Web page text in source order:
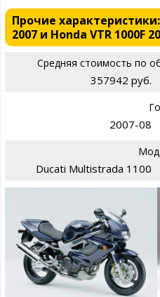
Прочие
2007 и Honda VTR 1000F
Средняя стоимость по
357942 руб.
2007-08
Ducati Multistrada 1100